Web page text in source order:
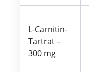
L-Carnitin-
Tartrat –
300 mg